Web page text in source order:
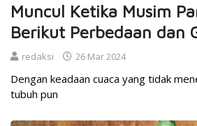
Muncul Ketika Musim
Berikut Perbedaan dan
redaksi 26 Mar 2024
Dengan keadaan cuaca yang tidak
tubuh pun